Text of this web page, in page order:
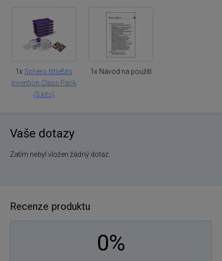
1x Sphero littleBits
Invention Class Pack
(5 kits)
1x Návod na použití
Vaše dotazy
Zatím nebyl vložen žádný dotaz.
Recenze produktu
0%